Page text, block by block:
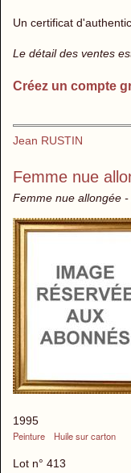
Un certificat
Le détail des ventes
Créez un compte
Jean RUSTIN
Femme nue
Femme nue allongée
1995
Peinture
Huile sur carton
Lot n° 413